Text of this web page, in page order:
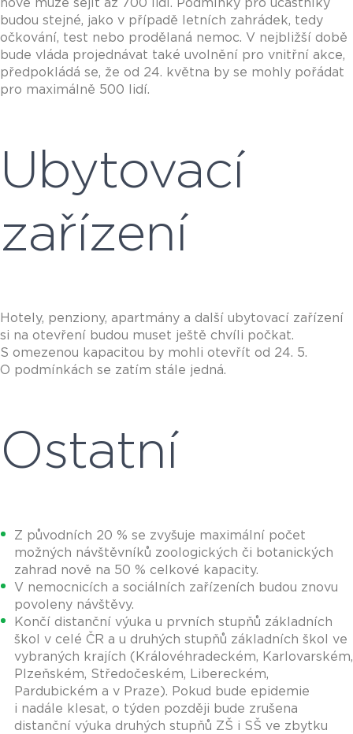
nově může sejít až 700 lidí. Podmínky pro účastníky
budou stejné, jako v případě letních zahrádek, tedy
očkování, test nebo prodělaná nemoc. V nejbližší době
bude vláda projednávat také uvolnění pro vnitřní akce,
předpokládá se, že od 24. května by se mohly pořádat
pro maximálně 500 lidí.
Ubytovací
zařízení
Hotely, penziony, apartmány a další ubytovací zařízení
si na otevření budou muset ještě chvíli počkat.
S omezenou kapacitou by mohli otevřít od 24. 5.
O podmínkách se zatím stále jedná.
Ostatní
Z původních 20 % se zvyšuje maximální počet
možných návštěvníků zoologických či botanických
zahrad nově na 50 % celkové kapacity.
V nemocnicích a sociálních zařízeních budou znovu
povoleny návštěvy.
Končí distanční výuka u prvních stupňů základních
škol v celé ČR a u druhých stupňů základních škol ve
vybraných krajích (Královéhradeckém, Karlovarském,
Plzeňském, Středočeském, Libereckém,
Pardubickém a v Praze). Pokud bude epidemie
i nadále klesat, o týden později bude zrušena
distanční výuka druhých stupňů ZŠ i SŠ ve zbytku